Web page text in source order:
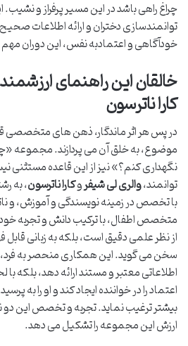
چراغ راهی باشد در این مسیر پرفراز و
توانمندسازی دختران و ارائه اطلاعات
خودآگاهی و اعتمادبه نفس، این دوران مهم
خالقان این راهنمای
کارا ناترسون
در پس هر اثر ماندگار، ذهن های متخصصی
موضوع، به خلق آن می پردازند. مجموعه
نگهداری کنم؟» نیز از این قاعده مستثنی
توانمند،والری لی شیفروکارا ناترسون، به
با تخصص در زمینه نویسندگی و آموزش، و
متخصص اطفال، با ترکیب دانش و تجربه خود،
از نظر علمی دقیق است، بلکه به زبانی قابل
سخن می گوید. این همکاری منحصر به فرد،
اطلاعاتی معتبر و مستند ارائه دهد، بلکه
اعتماد را در خواننده ایجاد کند و او را به
بیشتر ترغیب نماید. تجربه و تخصص این دو
ارزش این مجموعه را تشکیل می دهد.